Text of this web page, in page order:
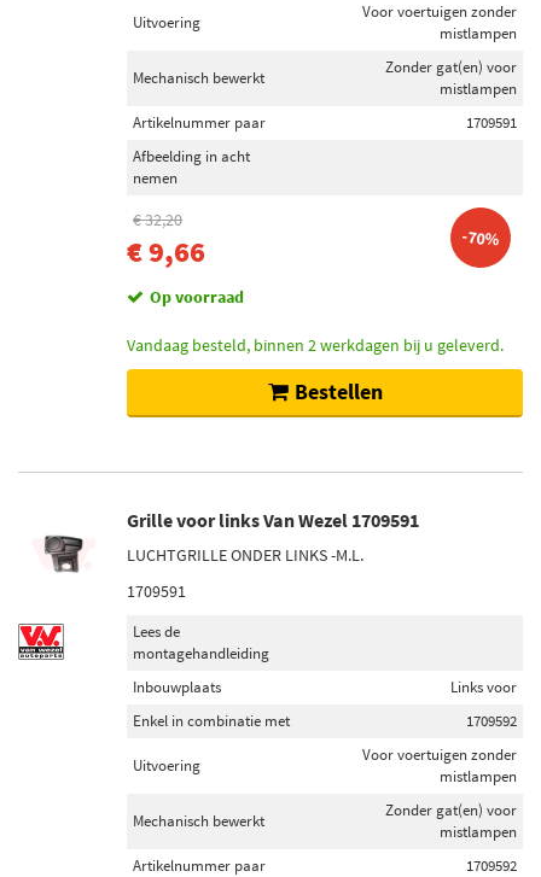
Inbouwplaats
Links voor (121)
Rechts voor (101)
Uitvoering
Voor voertuigen zonder
mistlampen
Mechanisch bewerkt
Zonder gat(en) voor
mistlampen
Artikelnummer paar
1709591
Afbeelding in acht
nemen
€ 32,20
€ 9,66 -70%
Op voorraad
Vandaag besteld, binnen 2 werkdagen bij u geleverd.
Bestellen
Grille voor links Van Wezel 1709591
LUCHTGRILLE ONDER LINKS -M.L.
1709591
Lees de
montagehandleiding
Inbouwplaats
Links voor
Enkel in combinatie met
1709592
Uitvoering
Voor voertuigen zonder
mistlampen
Mechanisch bewerkt
Zonder gat(en) voor
mistlampen
Artikelnummer paar
1709592